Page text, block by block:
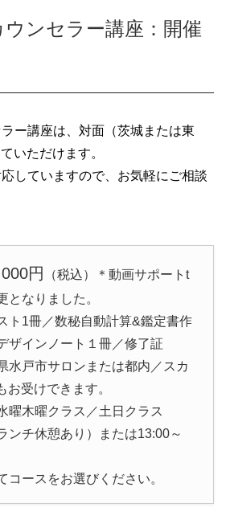
ンセラー講座：開催
ー講座は、対面（茨城または東
いただけます。
していますので、お気軽にご相談
円
（税込）＊動画サポートt
となりました。
ト1冊／数秘自動計算&鑑定書作
ザインノート１冊／修了証
水戸市サロンまたは都内／スカ
お受けできます。
曜木曜クラス／土日クラス
ンチ休憩あり）または13:00～
コースをお選びください。